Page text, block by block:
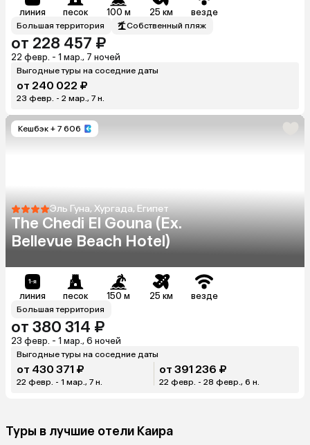
линия песок 100 м 25 км везде
Большая территория Собственный пляж
от 228 457 ₽
22 февр. - 1 мар., 7 ночей
Выгодные туры на соседние даты
от 240 022 ₽
23 февр. - 2 мар., 7 н.
Кешбэк + 7 606
Эль Гуна, Хургада, Египет
The Chedi El Gouna (Ex.
Bellevue Beach Hotel)
линия песок 150 м 25 км везде
Большая территория
от 380 314 ₽
23 февр. - 1 мар., 6 ночей
Выгодные туры на соседние даты
от 430 371 ₽
22 февр. - 1 мар., 7 н.
от 391 236 ₽
22 февр. - 28 февр., 6 н.
Туры в лучшие отели Каира